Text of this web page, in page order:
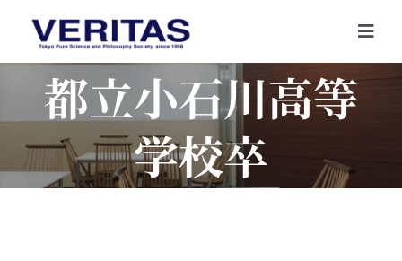
content
都立小石川高等
学校卒